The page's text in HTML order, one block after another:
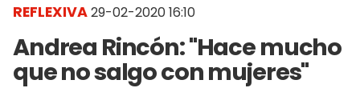
REFLEXIVA29-02-2020 16:10
Andrea Rincón: "Hace mucho
que no salgo con mujeres"